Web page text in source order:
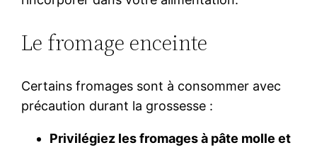
Le fromage enceinte
Certains fromages sont à consommer avec
précaution durant la grossesse :
Privilégiez les fromages à pâte molle et